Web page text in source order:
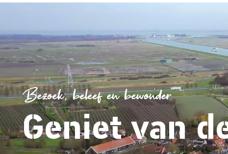
Bezoek, beleef en bewonder
Geniet van